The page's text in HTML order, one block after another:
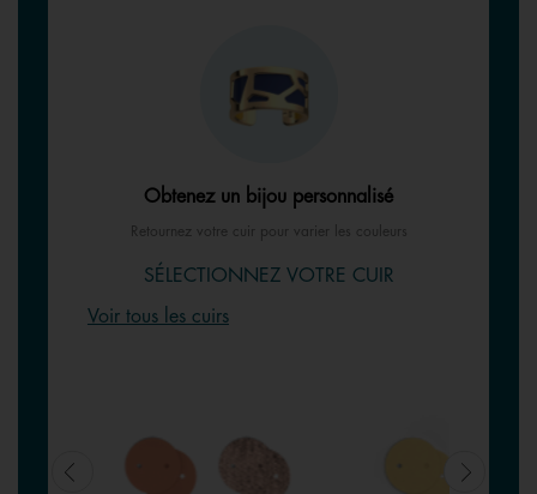
Obtenez un bijou personnalisé
Retournez votre cuir pour varier les couleurs
SÉLECTIONNEZ VOTRE CUIR
Voir tous les cuirs